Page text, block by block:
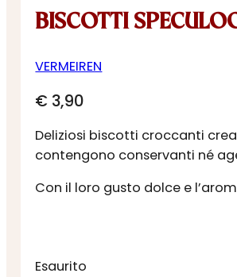
BISCOTTI
VERMEIREN
€ 3,90
Deliziosi biscotti croccanti
contengono conservanti né
Con il loro gusto dolce e
Esaurito